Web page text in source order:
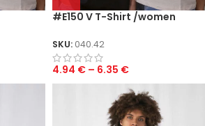
#E150 V T-Shirt /women
SKU: 040.42
4.94 € – 6.35 €